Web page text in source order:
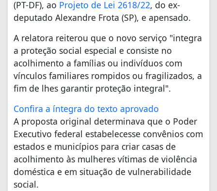
(PT-DF), ao Projeto de Lei 2618/22, do ex-
deputado Alexandre Frota (SP), e apensado.
A relatora reiterou que o novo serviço "integra
a proteção social especial e consiste no
acolhimento a famílias ou indivíduos com
vínculos familiares rompidos ou fragilizados, a
fim de lhes garantir proteção integral".
Confira a íntegra do texto aprovado
A proposta original determinava que o Poder
Executivo federal estabelecesse convênios com
estados e municípios para criar casas de
acolhimento às mulheres vítimas de violência
doméstica e em situação de vulnerabilidade
social.